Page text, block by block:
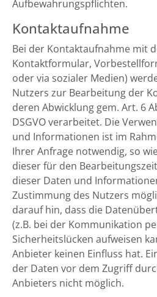
Aufbewahrungspflichten.
Kontaktaufnahme
Bei der Kontaktaufnahme mit
Kontaktformular,
oder via sozialer Medien)
Nutzers zur Bearbeitung der
deren Abwicklung gem. Art. 6
DSGVO verarbeitet. Die
und Informationen ist im
Ihrer Anfrage notwendig, so
dieser für den
dieser Daten und
Zustimmung des Nutzers
darauf hin, dass die
(z.B. bei der Kommunikation
Sicherheitslücken aufweisen
Anbieter keinen Einfluss hat.
der Daten vor dem Zugriff
Anbieters nicht möglich.